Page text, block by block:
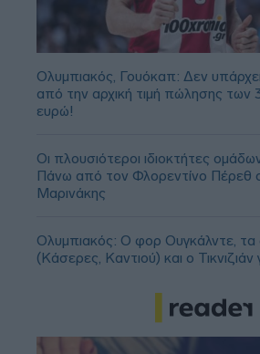
Ολυμπιακός, Γουόκαπ: Δεν
από την αρχική τιμή πώλησης των
ευρώ!
Οι πλουσιότεροι ιδιοκτήτες
Πάνω από τον Φλορεντίνο Πέρεθ
Μαρινάκης
Ολυμπιακός: Ο φορ Ουγκάλντε,
(Κάσερες, Καντιού) και ο Τικνιζιάν